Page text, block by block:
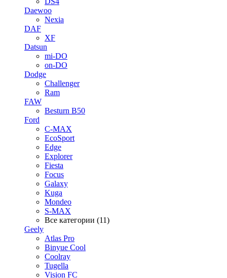
Daewoo
Nexia
DAF
XF
Datsun
mi-DO
on-DO
Dodge
Challenger
Ram
FAW
Besturn B50
Ford
C-MAX
EcoSport
Edge
Explorer
Fiesta
Focus
Galaxy
Kuga
Mondeo
S-MAX
Все категории (11)
Geely
Atlas Pro
Binyue Cool
Coolray
Tugella
Vision FC